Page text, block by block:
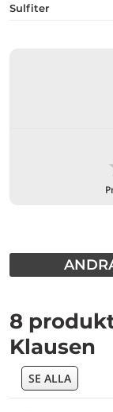
Sulfiter
8
Klausen
SE ALLA